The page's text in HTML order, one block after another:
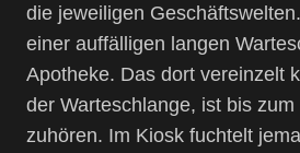
die jeweiligen
einer auffälligen langen
Apotheke. Das dort vereinzelt
der Warteschlange, ist bis
zuhören. Im Kiosk fuchtelt